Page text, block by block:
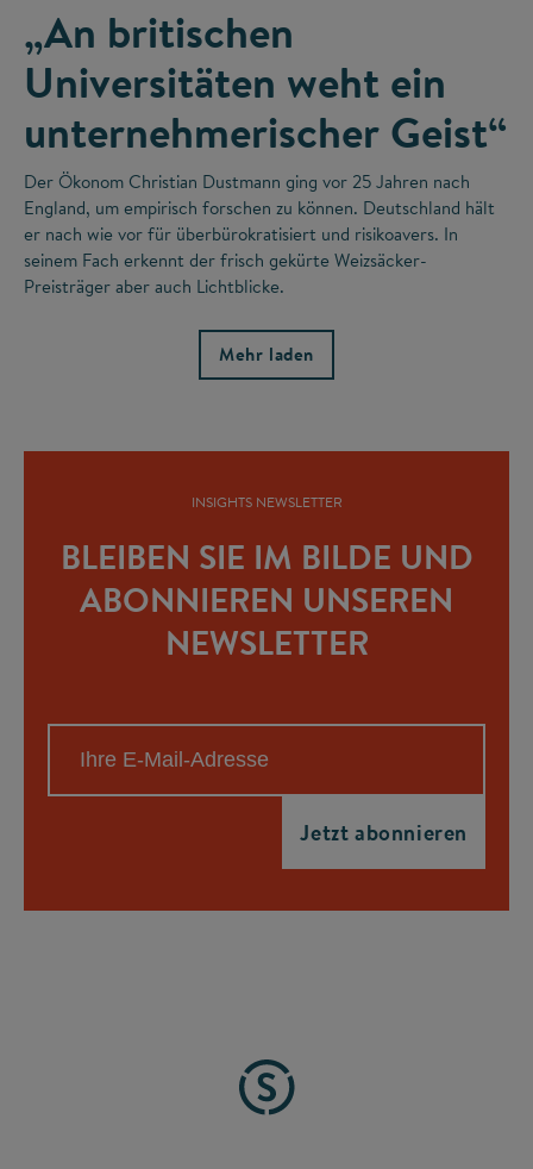
„An britischen
Universitäten weht ein
unternehmerischer Geist“
Der Ökonom Christian Dustmann ging vor 25 Jahren nach
England, um empirisch forschen zu können. Deutschland hält
er nach wie vor für überbürokratisiert und risikoavers. In
seinem Fach erkennt der frisch gekürte Weizsäcker-
Preisträger aber auch Lichtblicke.
Mehr laden
INSIGHTS NEWSLETTER
BLEIBEN SIE IM BILDE UND
ABONNIEREN UNSEREN
NEWSLETTER